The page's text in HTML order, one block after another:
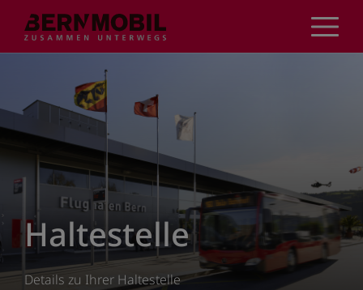
Inhalt
Haltestelle
Details zu Ihrer Haltestelle